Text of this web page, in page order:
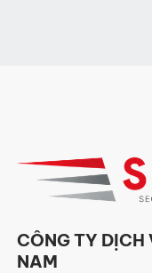
CÔNG TY DỊCH
NAM